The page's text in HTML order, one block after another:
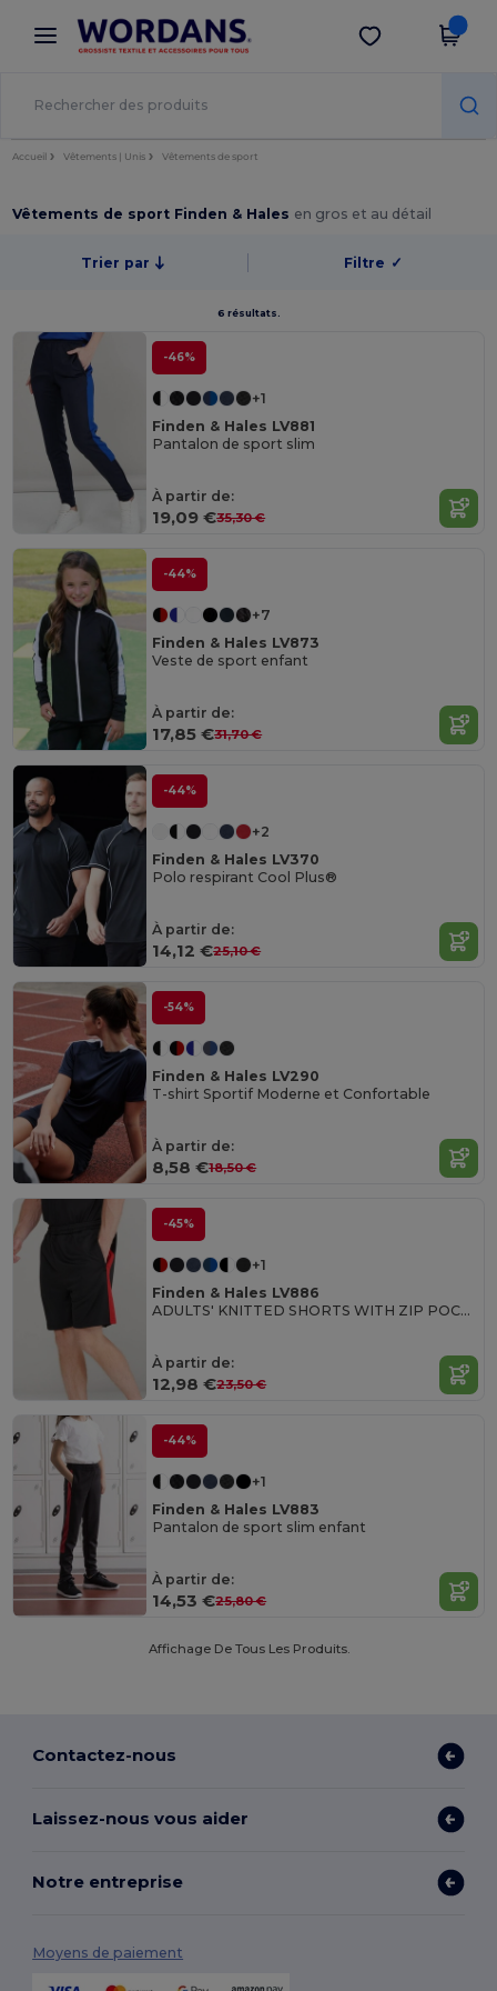
× Appli Wordans
Meilleurs prix sur l’app !
Obtenir l'appli
Accueil Vêtements | Unis Vêtements de sport
Vêtements de sport Finden & Hales en gros et au détail
Trier par Filtre ✓
6 résultats.
-46%
+1
Finden & Hales LV881
Pantalon de sport slim
À partir de:
19,09 €35,30 €
-44%
+7
Finden & Hales LV873
Veste de sport enfant
À partir de:
17,85 €31,70 €
-44%
+2
Finden & Hales LV370
Polo respirant Cool Plus®
À partir de:
14,12 €25,10 €
-54%
Finden & Hales LV290
T-shirt Sportif Moderne et Confortable
À partir de:
8,58 €18,50 €
-45%
+1
Finden & Hales LV886
ADULTS' KNITTED SHORTS WITH ZIP POCKETS
À partir de:
12,98 €23,50 €
-44%
+1
Finden & Hales LV883
Pantalon de sport slim enfant
À partir de:
14,53 €25,80 €
Affichage De Tous Les Produits.
Contactez-nous
Laissez-nous vous aider
Notre entreprise
Moyens de paiement